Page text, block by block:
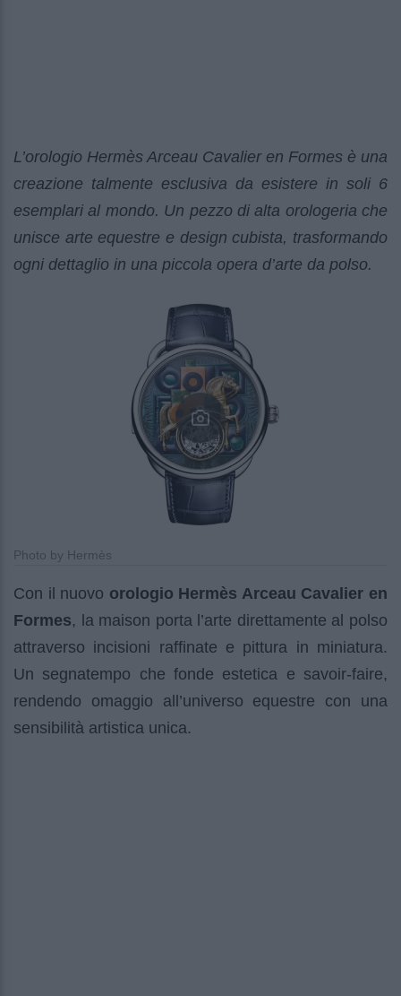
L’orologio Hermès Arceau Cavalier en Formes è una
creazione talmente esclusiva da esistere in soli 6
esemplari al mondo. Un pezzo di alta orologeria che
unisce arte equestre e design cubista, trasformando
ogni dettaglio in una piccola opera d’arte da polso.
Photo by Hermès
Con il nuovo orologio Hermès Arceau Cavalier en
Formes, la maison porta l’arte direttamente al polso
attraverso incisioni raffinate e pittura in miniatura.
Un segnatempo che fonde estetica e savoir-faire,
rendendo omaggio all’universo equestre con una
sensibilità artistica unica.